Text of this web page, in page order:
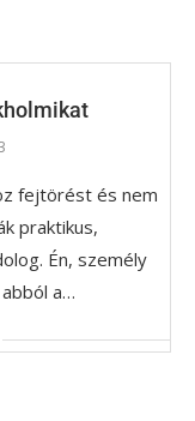
fejtörést és nem
praktikus,
Én, személy
a…